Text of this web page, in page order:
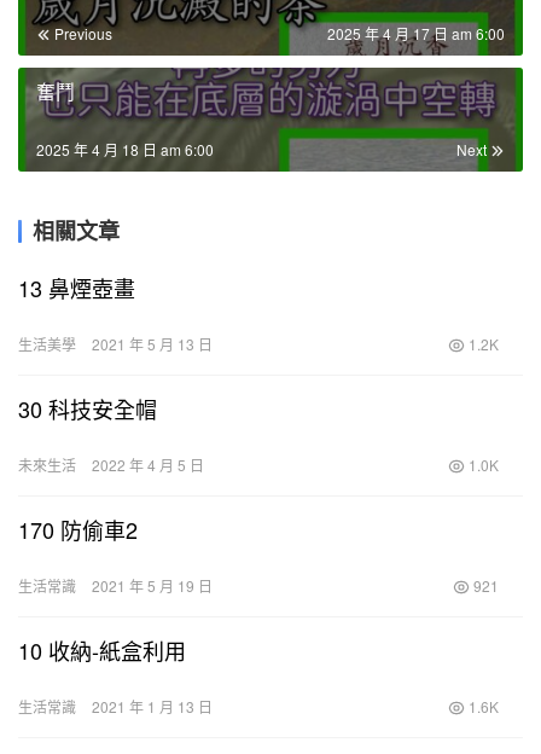
e
Previous 2025 年 4 月 17 日 am 6:00
奮鬥
Next
2025 年 4 月 18 日 am 6:00
相關文章
13 鼻煙壺畫
生活美學 2021 年 5 月 13 日 1.2K
30 科技安全帽
未來生活 2022 年 4 月 5 日 1.0K
170 防偷車2
生活常識 2021 年 5 月 19 日 921
10 收納-紙盒利用
生活常識 2021 年 1 月 13 日 1.6K